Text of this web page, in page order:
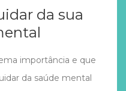
da sua
importância e que
da saúde mental